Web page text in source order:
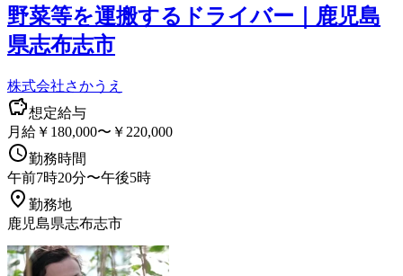
野菜等を運搬するドライバー｜鹿児島
県志布志市
株式会社さかうえ
想定給与
月給￥180,000〜￥220,000
勤務時間
午前7時20分〜午後5時
勤務地
鹿児島県志布志市